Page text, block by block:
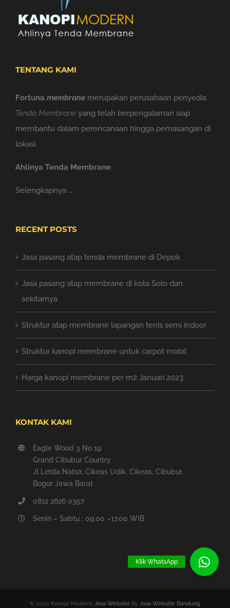
TENTANG KAMI
Fortuna membrane merupakan perusahaan penyedia
Tenda Membrane yang telah berpengalaman siap
membantu dalam perencanaan hingga pemasangan di
lokasi.
Ahlinya Tenda Membrane
Selengkapnya ...
RECENT POSTS
Jasa pasang atap tenda membrane di Depok
Jasa pasang atap membrane di kota Solo dan
sekitarnya
Struktur atap membrane lapangan tenis semi indoor
Struktur kanopi membrane untuk carpot mobil
Harga kanopi membrane per m2 Januari 2023
KONTAK KAMI
Eagle Wood 3 No 19
Grand Cibubur Country
Jl Letda Natsir, Cikeas Udik, Cikeas, Cibubur,
Bogor Jawa Barat
0812 2626 0357
Senin – Sabtu : 09.00 –17.00 WIB
© 2020 Kanopi Modern, Jasa Website By Jasa Website Bandung
Klik WhatsApp